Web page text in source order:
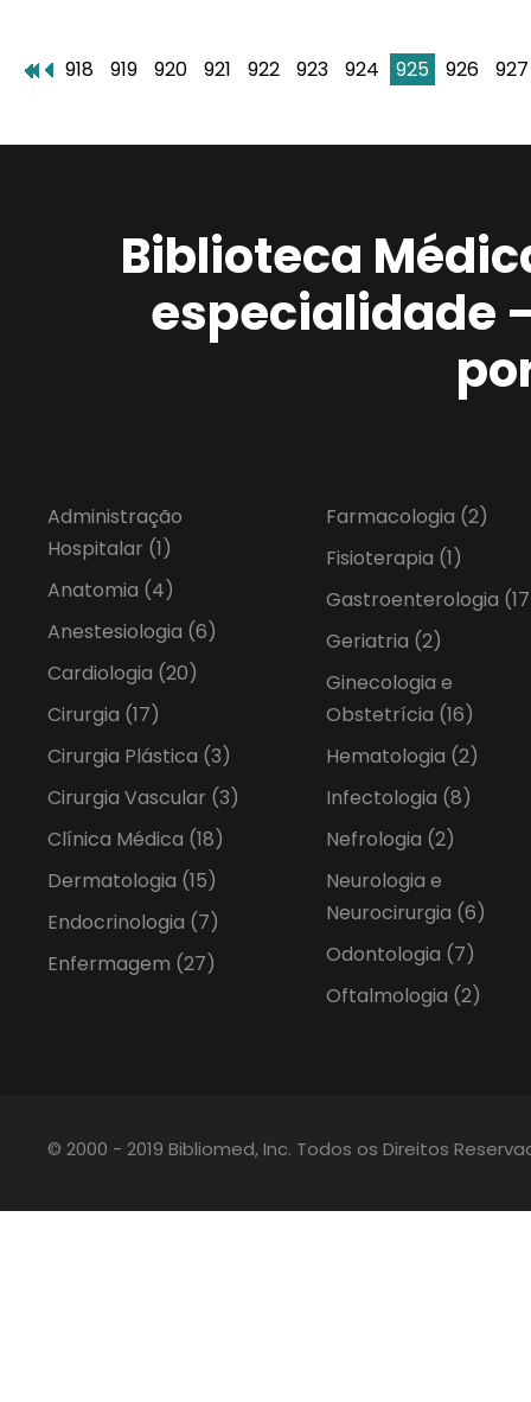
918 919 920 921 922 923 924 925 926 927
Biblioteca
especialidade
Administração
Hospitalar (1)
Anatomia (4)
Anestesiologia (6)
Cardiologia (20)
Cirurgia (17)
Cirurgia Plástica (3)
Cirurgia Vascular (3)
Clínica Médica (18)
Dermatologia (15)
Endocrinologia (7)
Enfermagem (27)
Farmacologia (2)
Fisioterapia (1)
Gastroenterologia
Geriatria (2)
Ginecologia e
Obstetrícia (16)
Hematologia (2)
Infectologia (8)
Nefrologia (2)
Neurologia e
Neurocirurgia (6)
Odontologia (7)
Oftalmologia (2)
© 2000 - 2019 Bibliomed, Inc. Todos os Direitos